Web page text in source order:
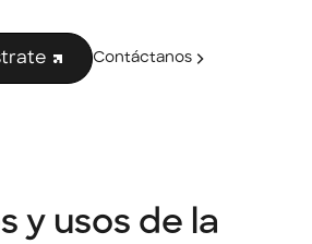
Contáctanos
y usos de la